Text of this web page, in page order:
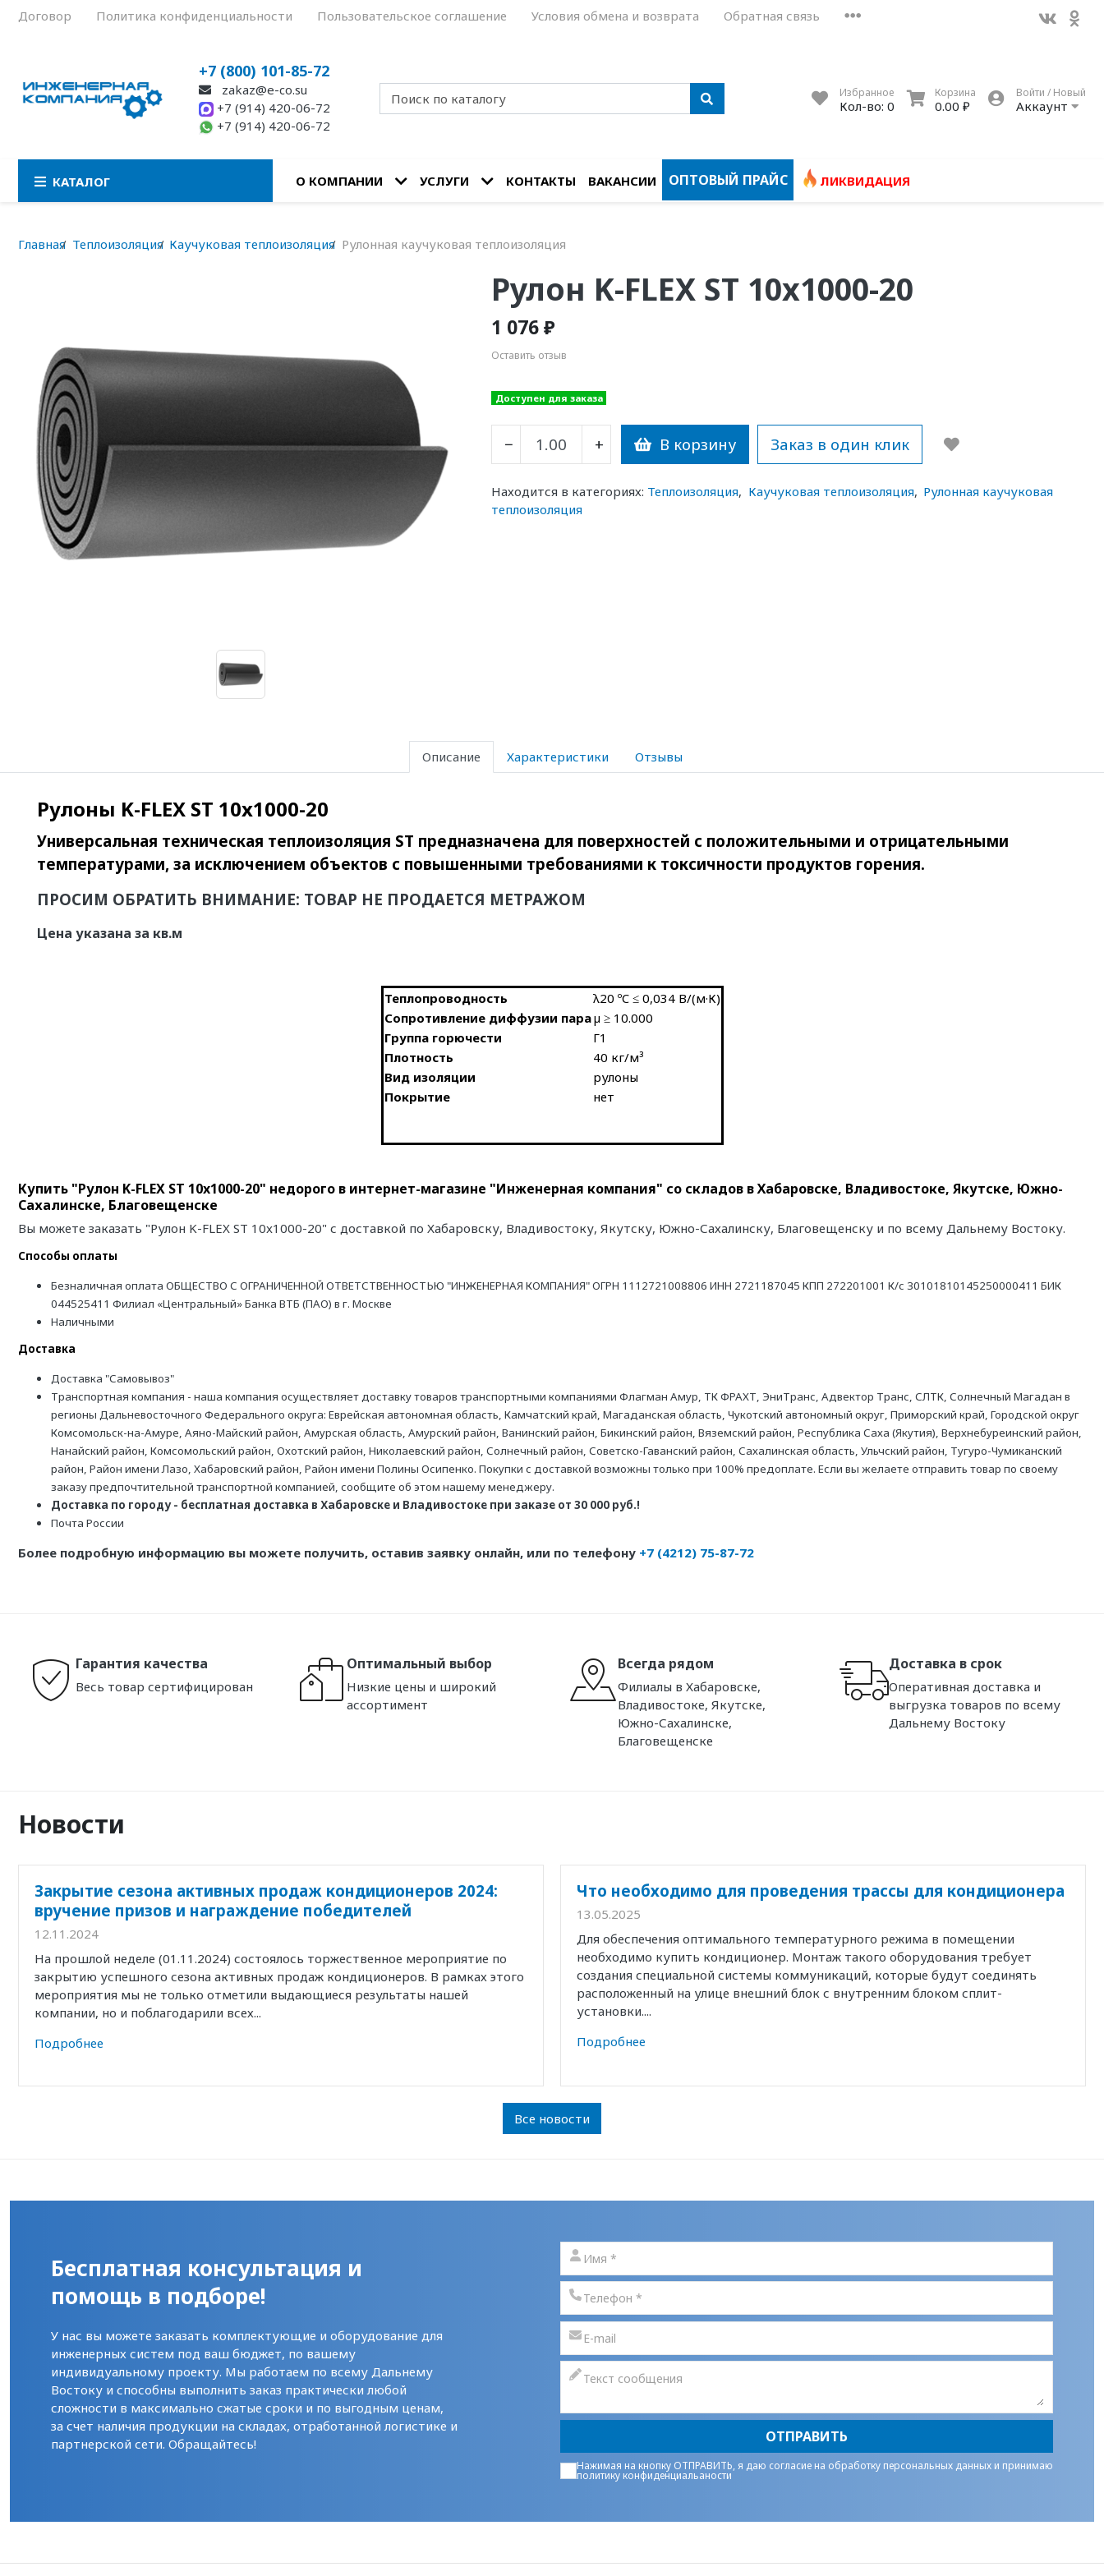
Договор Политика конфиденциальности Пользовательское соглашение Условия обмена и возврата Обратная связь
+7 (800) 101-85-72
zakaz@e-co.su
+7 (914) 420-06-72
+7 (914) 420-06-72
Избранное
Кол-во: 0
Корзина
0.00 ₽
Войти / Новый
Аккаунт
КАТАЛОГ О КОМПАНИИ УСЛУГИ КОНТАКТЫ ВАКАНСИИ ОПТОВЫЙ ПРАЙС ЛИКВИДАЦИЯ
Главная Теплоизоляция Каучуковая теплоизоляция Рулонная каучуковая теплоизоляция
Рулон K-FLEX ST 10x1000-20
1 076 ₽
Оставить отзыв
Доступен для заказа
− + В корзину Заказ в один клик
Находится в категориях: Теплоизоляция, Каучуковая теплоизоляция, Рулонная каучуковая
теплоизоляция
Описание Характеристики Отзывы
Рулоны K-FLEX ST 10x1000-20
Универсальная техническая теплоизоляция ST предназначена для поверхностей с положительными и отрицательными
температурами, за исключением объектов с повышенными требованиями к токсичности продуктов горения.
ПРОСИМ ОБРАТИТЬ ВНИМАНИЕ: ТОВАР НЕ ПРОДАЕТСЯ МЕТРАЖОМ
Цена указана за кв.м
Теплопроводность
λ20 ºC ≤ 0,034 В/(м·К)
Сопротивление диффузии параµ ≥ 10.000
Группа горючести
Г1
Плотность
40 кг/м³
Вид изоляции
рулоны
Покрытие
нет
Купить "Рулон K-FLEX ST 10x1000-20" недорого в интернет-магазине "Инженерная компания" со складов в Хабаровске, Владивостоке, Якутске, Южно-
Сахалинске, Благовещенске
Вы можете заказать "Рулон K-FLEX ST 10x1000-20" с доставкой по Хабаровску, Владивостоку, Якутску, Южно-Сахалинску, Благовещенску и по всему Дальнему Востоку.
Способы оплаты
Безналичная оплата ОБЩЕСТВО С ОГРАНИЧЕННОЙ ОТВЕТСТВЕННОСТЬЮ "ИНЖЕНЕРНАЯ КОМПАНИЯ" ОГРН 1112721008806 ИНН 2721187045 КПП 272201001 К/с 30101810145250000411 БИК
044525411 Филиал «Центральный» Банка ВТБ (ПАО) в г. Москве
Наличными
Доставка
Доставка "Самовывоз"
Транспортная компания - наша компания осуществляет доставку товаров транспортными компаниями Флагман Амур, ТК ФРАХТ, ЭниТранс, Адвектор Транс, СЛТК, Солнечный Магадан в
регионы Дальневосточного Федерального округа: Еврейская автономная область, Камчатский край, Магаданская область, Чукотский автономный округ, Приморский край, Городской округ
Комсомольск-на-Амуре, Аяно-Майский район, Амурская область, Амурский район, Ванинский район, Бикинский район, Вяземский район, Республика Саха (Якутия), Верхнебуреинский район,
Нанайский район, Комсомольский район, Охотский район, Николаевский район, Солнечный район, Советско-Гаванский район, Сахалинская область, Ульчский район, Тугуро-Чумиканский
район, Район имени Лазо, Хабаровский район, Район имени Полины Осипенко. Покупки с доставкой возможны только при 100% предоплате. Если вы желаете отправить товар по своему
заказу предпочтительной транспортной компанией, сообщите об этом нашему менеджеру.
Доставка по городу - бесплатная доставка в Хабаровске и Владивостоке при заказе от 30 000 руб.!
Почта России
Более подробную информацию вы можете получить, оставив заявку онлайн, или по телефону +7 (4212) 75-87-72
Гарантия качества
Весь товар сертифицирован
Оптимальный выбор
Низкие цены и широкий
ассортимент
Всегда рядом
Филиалы в Хабаровске,
Владивостоке, Якутске,
Южно-Сахалинске,
Благовещенске
Доставка в срок
Оперативная доставка и
выгрузка товаров по всему
Дальнему Востоку
Новости
Закрытие сезона активных продаж кондиционеров 2024:
вручение призов и награждение победителей
12.11.2024
На прошлой неделе (01.11.2024) состоялось торжественное мероприятие по
закрытию успешного сезона активных продаж кондиционеров. В рамках этого
мероприятия мы не только отметили выдающиеся результаты нашей
компании, но и поблагодарили всех...
Подробнее
Что необходимо для проведения трассы для кондиционера
13.05.2025
Для обеспечения оптимального температурного режима в помещении
необходимо купить кондиционер. Монтаж такого оборудования требует
создания специальной системы коммуникаций, которые будут соединять
расположенный на улице внешний блок с внутренним блоком сплит-
установки....
Подробнее
Все новости
Бесплатная консультация и
помощь в подборе!
У нас вы можете заказать комплектующие и оборудование для
инженерных систем под ваш бюджет, по вашему
индивидуальному проекту. Мы работаем по всему Дальнему
Востоку и способны выполнить заказ практически любой
сложности в максимально сжатые сроки и по выгодным ценам,
за счет наличия продукции на складах, отработанной логистике и
партнерской сети. Обращайтесь!
ОТПРАВИТЬ
Нажимая на кнопку ОТПРАВИТЬ, я даю согласие на обработку персональных данных и принимаю
политику конфиденциальаности